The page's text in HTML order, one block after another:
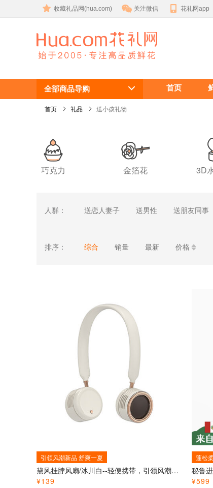
收藏礼品网(hua.com) 关注微信 花礼网app
送小孩礼物
全部商品导购 首页
首页 礼品 送小孩礼物
巧克力 金箔花 3D
人群： 送恋人妻子 送男性 送朋友同事
排序： 综合 销量 最新 价格
引领风潮新品 舒爽一夏
黛风挂脖风扇/冰川白--轻便携带，引领风潮，时尚搭配
¥139
蓬松
¥599